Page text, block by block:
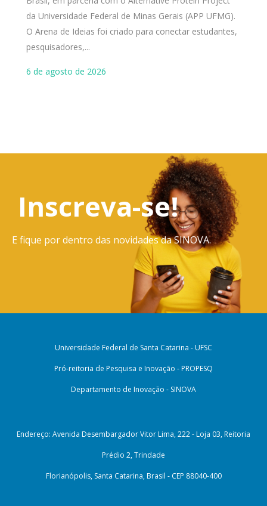
da Universidade Federal de Minas Gerais (APP UFMG).
O Arena de Ideias foi criado para conectar estudantes,
pesquisadores,...
6 de agosto de 2026
Inscreva-se!
E fique por dentro das novidades da SINOVA.
Universidade Federal de Santa Catarina - UFSC
Pró-reitoria de Pesquisa e Inovação - PROPESQ
Departamento de Inovação - SINOVA
Endereço: Avenida Desembargador Vitor Lima, 222 - Loja 03, Reitoria
Prédio 2, Trindade
Florianópolis, Santa Catarina, Brasil - CEP 88040-400